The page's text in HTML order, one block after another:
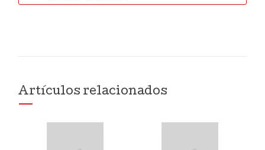
Artículos relacionados